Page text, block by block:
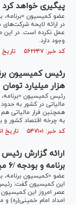
پیگیری خواهد کرد
عضو کمیسیون
در ارائه لایحه
عمل نکرده است. در
وجود دارد.
کد خبر: ۵۶۲۲۴۷ تاریخ انتشار : ۱۳۹۸/۰۸/۰۵
هزار میلیارد
رئیس کمیسیون
به چرخه اقتصاد کشور و
کد خبر: ۵۴۷۱۰۱ تاریخ انتشار : ۱۳۹۸/۰۶/۱۳
ارائه گزارش
برنامه و بودجه /۶ میلیون مددجو تحت پوشش هستند
عضو «کمیسیون برنامه،
این کمیسیون گفت:
عصر امروز این
امداد امام خمینی(ره) و